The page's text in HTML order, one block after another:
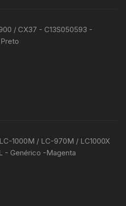
/ CX37 - C13S050593 -
1000M / LC-970M / LC1000X
- Genérico -Magenta